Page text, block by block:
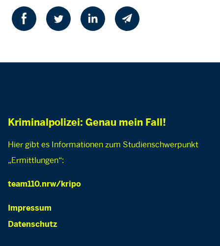
Kriminalpolizei: Genau mein Fall!
Hier gibt es Informationen zum Studienschwerpunkt
„Ermittlungen“:
team110.nrw/kripo
Impressum
Datenschutz